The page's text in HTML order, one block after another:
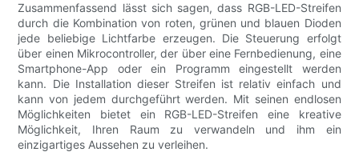
Zusammenfassend lässt sich sagen, dass RGB-LED-Streifen
durch die Kombination von roten, grünen und blauen Dioden
jede beliebige Lichtfarbe erzeugen. Die Steuerung erfolgt
über einen Mikrocontroller, der über eine Fernbedienung, eine
Smartphone-App oder ein Programm eingestellt werden
kann. Die Installation dieser Streifen ist relativ einfach und
kann von jedem durchgeführt werden. Mit seinen endlosen
Möglichkeiten bietet ein RGB-LED-Streifen eine kreative
Möglichkeit, Ihren Raum zu verwandeln und ihm ein
einzigartiges Aussehen zu verleihen.